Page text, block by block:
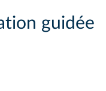
guidée